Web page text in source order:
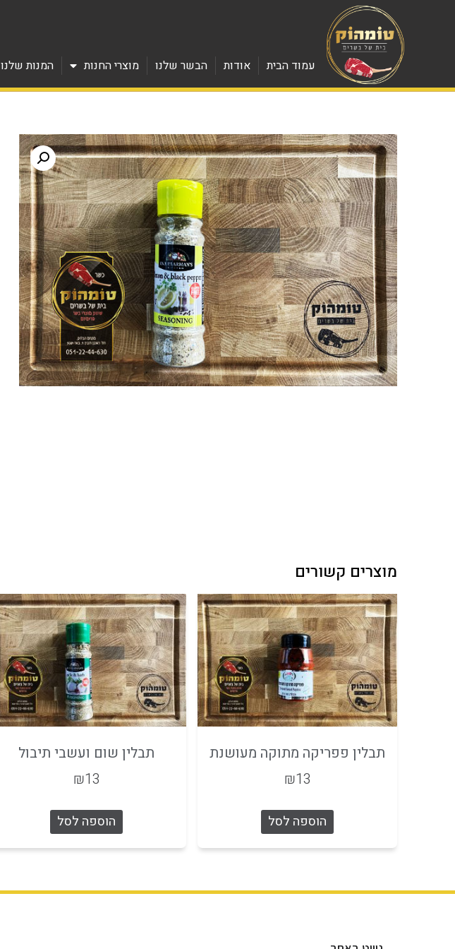
עמוד הבית אודות הבשר שלנו מוצרי החנות המנות שלנו
מוצרים קשורים
תבלין פפריקה מתוקה מעושנת
₪13
הוספה לסל
תבלין שום ועשבי תיבול
₪13
הוספה לסל